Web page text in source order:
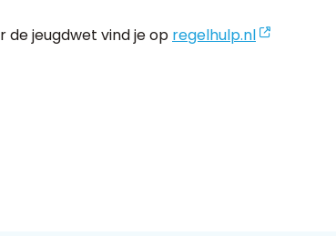
de jeugdwet vind je op regelhulp.nl